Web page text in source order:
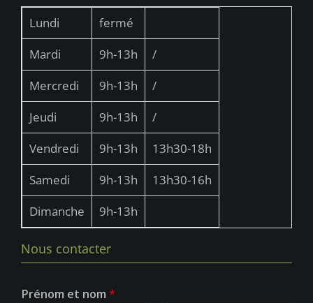
Lundi
fermé
Mardi
9h-13h
/
Mercredi
9h-13h
/
Jeudi
9h-13h
/
Vendredi
9h-13h
13h30-18h
Samedi
9h-13h
13h30-16h
Dimanche
9h-13h
Nous contacter
Prénom et nom *